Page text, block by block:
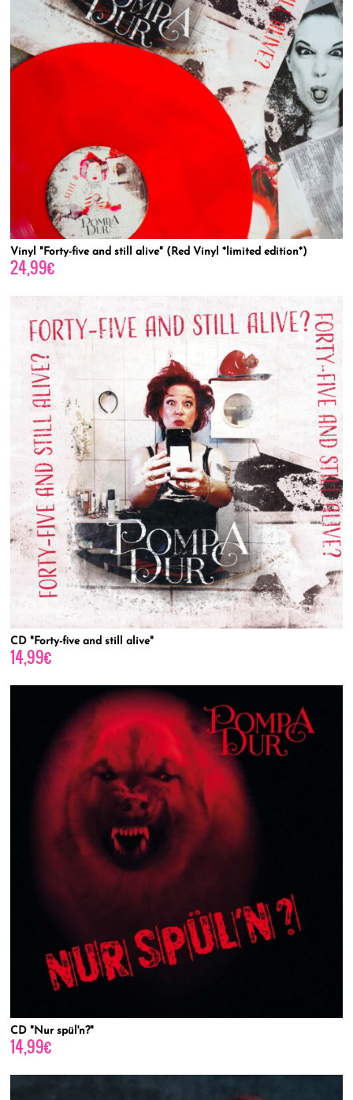
Vinyl "Forty-five and still alive" (Red Vinyl *limited edition*)
24,99€
CD "Forty-five and still alive"
14,99€
CD "Nur spül'n?"
14,99€